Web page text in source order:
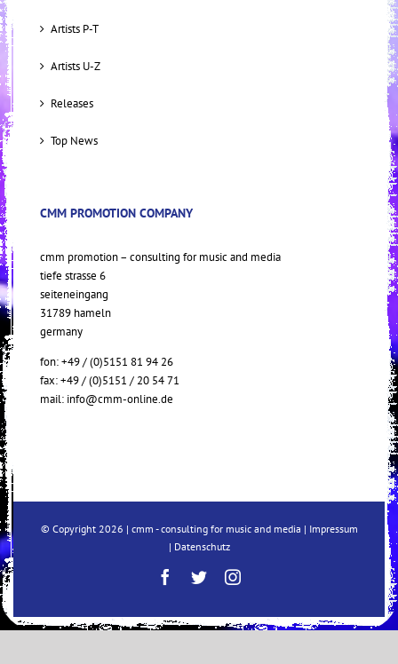
Artists P-T
Artists U-Z
Releases
Top News
CMM PROMOTION COMPANY
cmm promotion – consulting for music and media
tiefe strasse 6
seiteneingang
31789 hameln
germany
fon: +49 / (0)5151 81 94 26
fax: +49 / (0)5151 / 20 54 71
mail: info@cmm-online.de
© Copyright 2026 | cmm - consulting for music and media | Impressum
| Datenschutz
Facebook
TwitterInstagram